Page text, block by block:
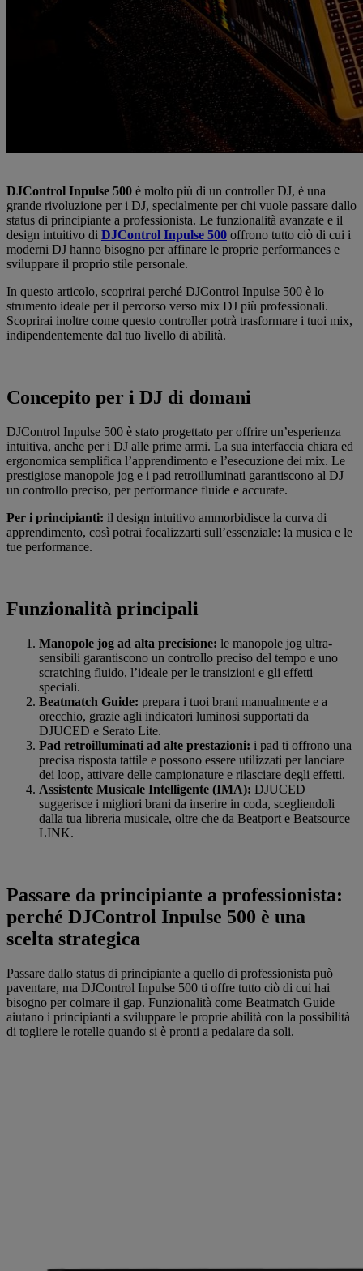
DJControl Inpulse 500 è molto più di un controller DJ, è una
grande rivoluzione per i DJ, specialmente per chi vuole passare dallo
status di principiante a professionista. Le funzionalità avanzate e il
design intuitivo di DJControl Inpulse 500 offrono tutto ciò di cui i
moderni DJ hanno bisogno per affinare le proprie performances e
sviluppare il proprio stile personale.
In questo articolo, scoprirai perché DJControl Inpulse 500 è lo
strumento ideale per il percorso verso mix DJ più professionali.
Scoprirai inoltre come questo controller potrà trasformare i tuoi mix,
indipendentemente dal tuo livello di abilità.
Concepito per i DJ di domani
DJControl Inpulse 500 è stato progettato per offrire un’esperienza
intuitiva, anche per i DJ alle prime armi. La sua interfaccia chiara ed
ergonomica semplifica l’apprendimento e l’esecuzione dei mix. Le
prestigiose manopole jog e i pad retroilluminati garantiscono al DJ
un controllo preciso, per performance fluide e accurate.
Per i principianti: il design intuitivo ammorbidisce la curva di
apprendimento, così potrai focalizzarti sull’essenziale: la musica e le
tue performance.
Funzionalità principali
Manopole jog ad alta precisione: le manopole jog ultra-
sensibili garantiscono un controllo preciso del tempo e uno
scratching fluido, l’ideale per le transizioni e gli effetti
speciali.
Beatmatch Guide: prepara i tuoi brani manualmente e a
orecchio, grazie agli indicatori luminosi supportati da
DJUCED e Serato Lite.
Pad retroilluminati ad alte prestazioni: i pad ti offrono una
precisa risposta tattile e possono essere utilizzati per lanciare
dei loop, attivare delle campionature e rilasciare degli effetti.
Assistente Musicale Intelligente (IMA): DJUCED
suggerisce i migliori brani da inserire in coda, scegliendoli
dalla tua libreria musicale, oltre che da Beatport e Beatsource
LINK.
Passare da principiante a professionista:
perché DJControl Inpulse 500 è una
scelta strategica
Passare dallo status di principiante a quello di professionista può
paventare, ma DJControl Inpulse 500 ti offre tutto ciò di cui hai
bisogno per colmare il gap. Funzionalità come Beatmatch Guide
aiutano i principianti a sviluppare le proprie abilità con la possibilità
di togliere le rotelle quando si è pronti a pedalare da soli.